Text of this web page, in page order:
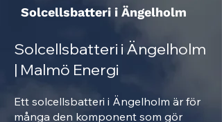
Solcellsbatteri i Ängelholm
Solcellsbatteri i Ängelholm
| Malmö Energi
Ett solcellsbatteri i Ängelholm är för
många den komponent som gör